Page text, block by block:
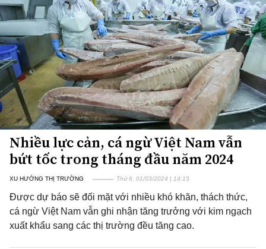
Nhiều lực cản, cá ngừ Việt Nam vẫn
bứt tốc trong tháng đầu năm 2024
XU HƯỚNG THỊ TRƯỜNG Thứ 6, 01/03/2024 | 14:15
Được dự báo sẽ đối mặt với nhiều khó khăn, thách thức,
cá ngừ Việt Nam vẫn ghi nhận tăng trưởng với kim ngạch
xuất khẩu sang các thị trường đều tăng cao.